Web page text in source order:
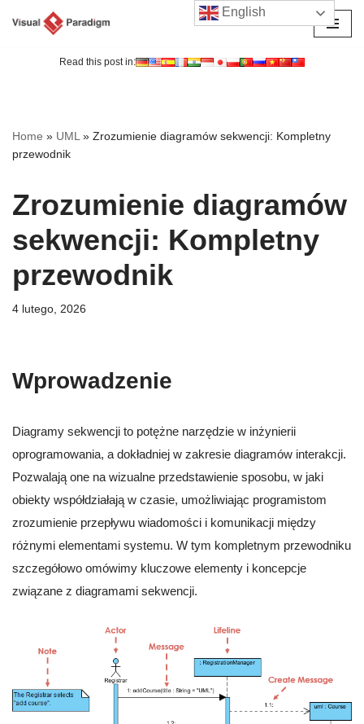
Read this post in:
Home » UML» Zrozumienie diagramów sekwencji: Kompletny
przewodnik
Zrozumienie diagramów
sekwencji: Kompletny
przewodnik
4 lutego, 2026
Wprowadzenie
Diagramy sekwencji to potężne narzędzie w inżynierii
oprogramowania, a dokładniej w zakresie diagramów interakcji.
Pozwalają one na wizualne przedstawienie sposobu, w jaki
obiekty współdziałają w czasie, umożliwiając programistom
zrozumienie przepływu wiadomości i komunikacji między
różnymi elementami systemu. W tym kompletnym przewodniku
szczegółowo omówimy kluczowe elementy i koncepcje
związane z diagramami sekwencji.
English